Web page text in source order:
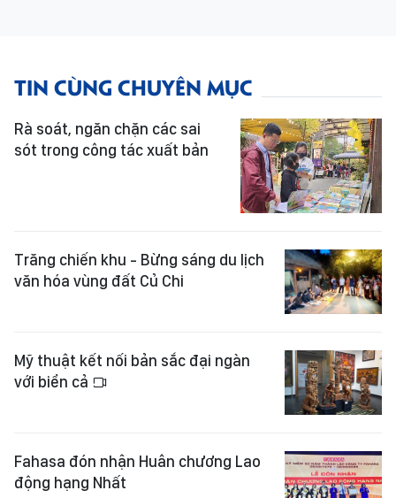
TIN CÙNG CHUYÊN MỤC
Rà soát, ngăn chặn các sai
sót trong công tác xuất bản
Trăng chiến khu - Bừng sáng du lịch
văn hóa vùng đất Củ Chi
Mỹ thuật kết nối bản sắc đại ngàn
với biển cả
Fahasa đón nhận Huân chương Lao
động hạng Nhất